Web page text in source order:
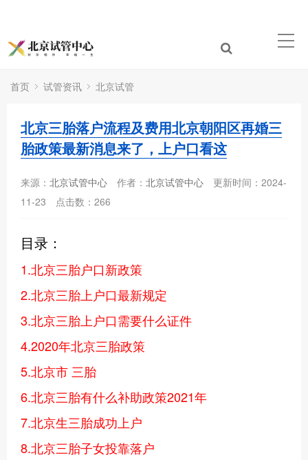
首页 试管资讯 北京试管
北京三胎落户流程及费用北京朝阳区再婚三
胎政策最新消息来了，上户口看这
来源： 北京试管中心 作者： 北京试管中心
更新时间：2024-
11-23
点击数： 266
目录：
1.北京三胎户口新政策
2.北京三胎上户口最新规定
3.北京三胎上户口需要什么证件
4.2020年北京三胎政策
5.北京市 三胎
6.北京三胎有什么补助政策2021年
7.北京生三胎成功上户
8.北京三胎子女投靠落户